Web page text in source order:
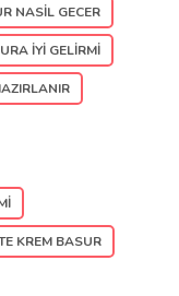
NASIL GECER
IYI GELIRMI
KREM BASUR